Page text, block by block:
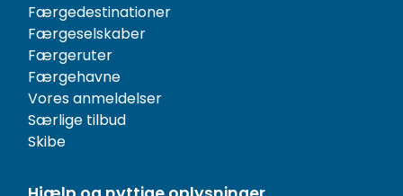
Færgedestinationer
Færgeselskaber
Færgeruter
Færgehavne
Vores anmeldelser
Særlige tilbud
Skibe